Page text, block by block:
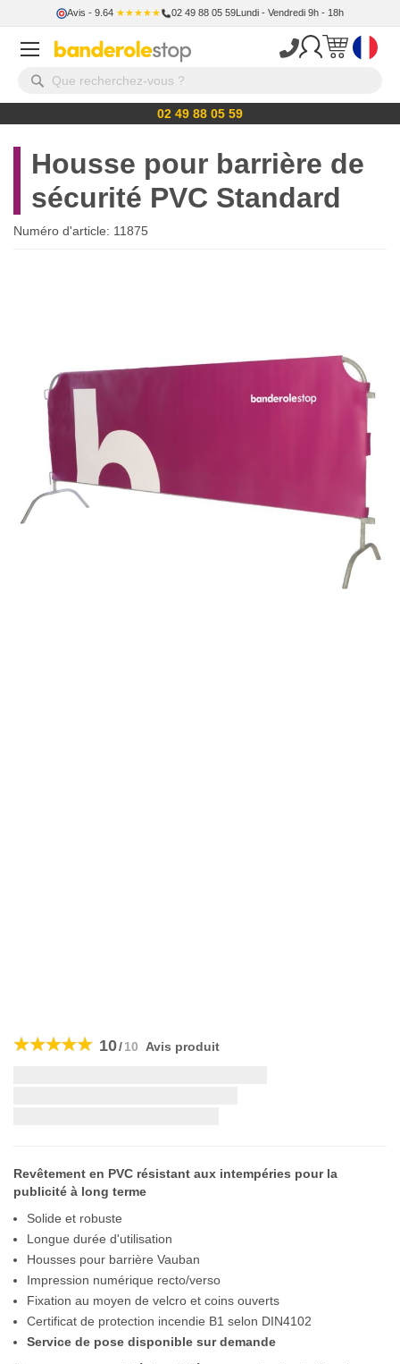
Avis - 9.64 ★★★★★ 02 49 88 05 59Lundi - Vendredi 9h - 18h
02 49 88 05 59
Housse pour barrière de
sécurité PVC Standard
Numéro d'article: 11875
images
gallery
to
10/10
Avis produit
Revêtement en PVC résistant aux intempéries pour la
publicité à long terme
Solide et robuste
Longue durée d'utilisation
Housses pour barrière Vauban
Impression numérique recto/verso
Fixation au moyen de velcro et coins ouverts
Certificat de protection incendie B1 selon DIN4102
Service de pose disponible sur demande